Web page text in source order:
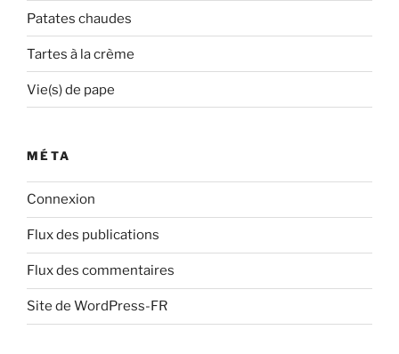
Patates chaudes
Tartes à la crème
Vie(s) de pape
MÉTA
Connexion
Flux des publications
Flux des commentaires
Site de WordPress-FR